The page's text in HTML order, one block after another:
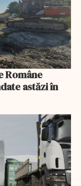
Române
astăzi în